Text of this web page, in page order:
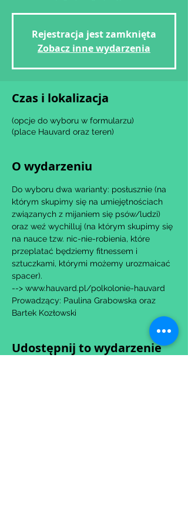
Rejestracja jest zamknięta
Zobacz inne wydarzenia
Czas i lokalizacja
(opcje do wyboru w formularzu)
(place Hauvard oraz teren)
O wydarzeniu
Do wyboru dwa warianty: posłusznie (na
którym skupimy się na umiejętnościach
związanych z mijaniem się psów/ludzi)
oraz weź wychilluj (na którym skupimy się
na nauce tzw. nic-nie-robienia, które
przeplatać będziemy fitnessem i
sztuczkami, którymi możemy urozmaicać
spacer).
--> www.hauvard.pl/polkolonie-hauvard
Prowadzący: Paulina Grabowska oraz
Bartek Kozłowski
Udostępnij to wydarzenie